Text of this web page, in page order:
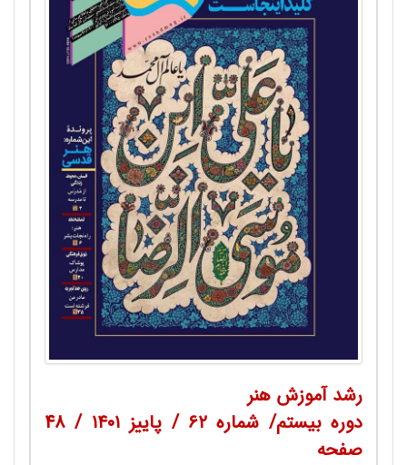
رشد آموزش هنر
دوره بیستم/ شماره۶۲
/ پاییز ۱۴۰۱ / 48
صفحه